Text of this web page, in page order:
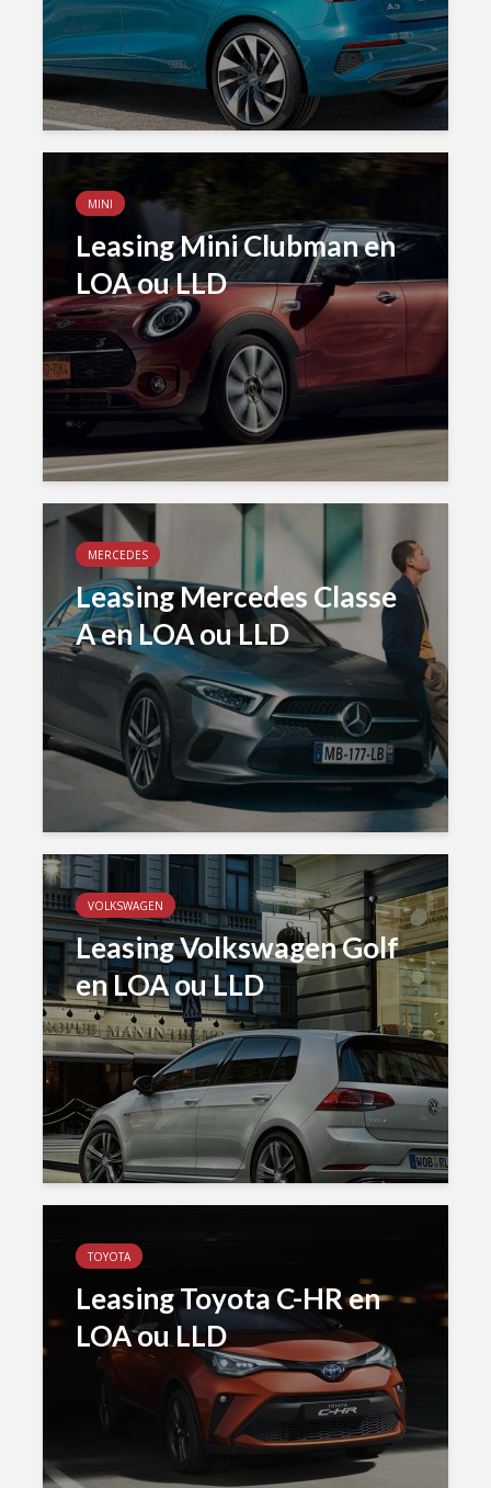
MINI
Leasing Mini Clubman en
LOA ou LLD
MERCEDES
Leasing Mercedes Classe
A en LOA ou LLD
VOLKSWAGEN
Leasing Volkswagen Golf
en LOA ou LLD
TOYOTA
Leasing Toyota C-HR en
LOA ou LLD